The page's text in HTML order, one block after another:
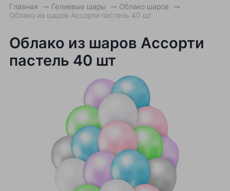
Главная Гелиевые шары
Облако шаров
Облако из шаров Ассорти пастель 40 шт
Облако из шаров Ассорти
пастель 40 шт